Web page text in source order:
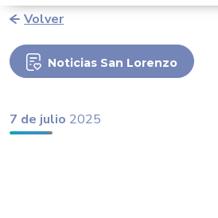
Volver
Noticias San Lorenzo
7 de julio 2025